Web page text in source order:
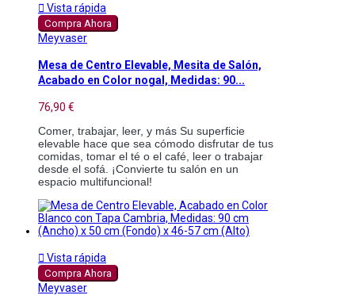
 Vista rápida
Compra Ahora
Meyvaser
Mesa de Centro Elevable, Mesita de Salón,
Acabado en Color nogal, Medidas: 90...
76,90 €
Comer, trabajar, leer, y más Su superficie
elevable hace que sea cómodo disfrutar de tus
comidas, tomar el té o el café, leer o trabajar
desde el sofá. ¡Convierte tu salón en un
espacio multifuncional!
 Vista rápida
Compra Ahora
Meyvaser